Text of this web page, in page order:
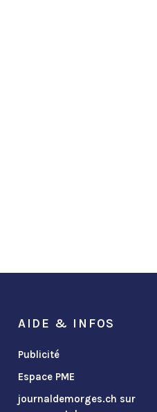
AIDE & INFOS
Publicité
Espace PME
journaldemorges.ch sur